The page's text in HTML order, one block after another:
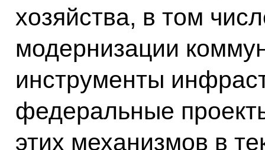
хозяйства, в том
модернизации
инструменты
федеральные
этих механизмов в